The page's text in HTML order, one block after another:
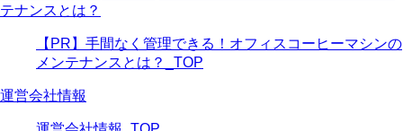
テナンスとは？
【PR】手間なく管理できる！オフィスコーヒーマシンの
メンテナンスとは？_TOP
運営会社情報